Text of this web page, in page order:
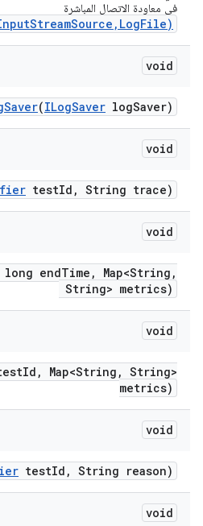
في معاودة الاتصال المباشرة
void
Saver(ILogSaver logSaver)
void
testId , String trace)
void
long endTime , Map<String ,
String> metrics)
void
Id , Map<String , String>
metrics)
void
testId , String reason)
void